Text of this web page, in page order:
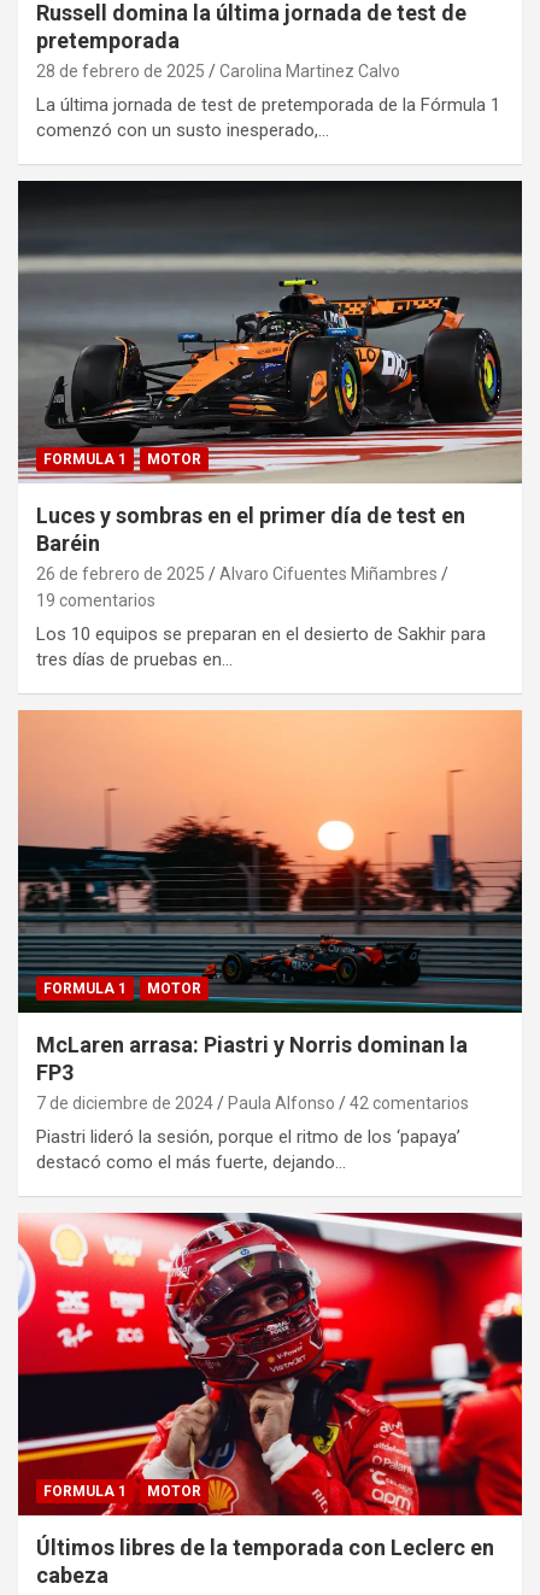
Russell domina la última jornada de test de
pretemporada
28 de febrero de 2025 Carolina Martinez Calvo
La última jornada de test de pretemporada de la Fórmula 1
comenzó con un susto inesperado,…
FORMULA 1 MOTOR
Luces y sombras en el primer día de test en
Baréin
26 de febrero de 2025
Alvaro Cifuentes Miñambres
19 comentarios
Los 10 equipos se preparan en el desierto de Sakhir para
tres días de pruebas en…
FORMULA 1 MOTOR
McLaren arrasa: Piastri y Norris dominan la
FP3
7 de diciembre de 2024 Paula Alfonso 42 comentarios
Piastri lideró la sesión, porque el ritmo de los ‘papaya’
destacó como el más fuerte, dejando…
FORMULA 1 MOTOR
Últimos libres de la temporada con Leclerc en
cabeza